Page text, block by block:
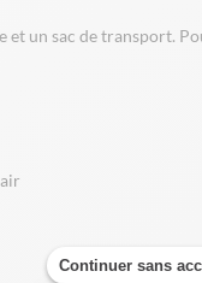
Continuer sans
et un sac de transport.